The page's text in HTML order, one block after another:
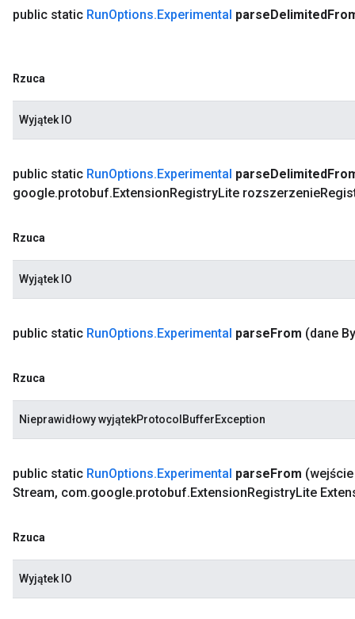
public static RunOptions.Experimental parseDelimited
Rzuca
Wyjątek IO
public static RunOptions.Experimental parseDelimited
google.protobuf.ExtensionRegistryLite rozszerzenie
Rzuca
Wyjątek IO
public static RunOptions.Experimental parseFrom (dane
Rzuca
Nieprawidłowy wyjątekProtocolBufferException
public static RunOptions.Experimental parseFrom
Stream, com.google.protobuf.ExtensionRegistryLite
Rzuca
Wyjątek IO